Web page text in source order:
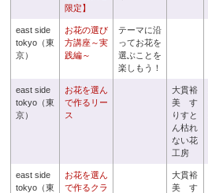
限定】
east side
tokyo（東
京）
お花の選び
方講座～実
践編～
テーマに沿
ってお花を
選ぶことを
楽しもう！
east side
tokyo（東
京）
お花を選ん
で作るリー
ス
大貫裕
美 す
りすと
ん枯れ
ない花
工房
east side
tokyo（東
お花を選ん
で作るクラ
大貫裕
美 す